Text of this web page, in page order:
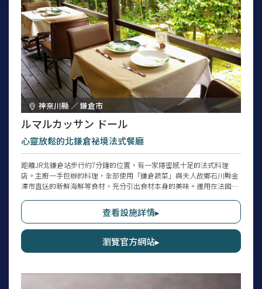
神奈川縣 ／ 鎌倉市
ルマルカッサン ドール
心靈放鬆的北鎌倉祕境法式餐廳
距離JR北鎌倉站步行約7分鐘的位置，有一家隱密感十足的法式料理
店。主廚一手包辦的料理，全部使用「鎌倉蔬菜」與夫人故鄉石川縣金
澤市直送的新鮮海鮮等食材，充分引出食材本身的美味。運用在法國本
與技法，精心烹製，讓客人享受減少奶油和鹽分、對身體溫和的料理。
由同時也是品酒師的夫人負責挑選葡萄酒。店內設有可通往庭院的開放
式露台，能在開放感十足的空間享用午餐與晚餐。
查看設施詳情▸
瀏覽官方網站▸